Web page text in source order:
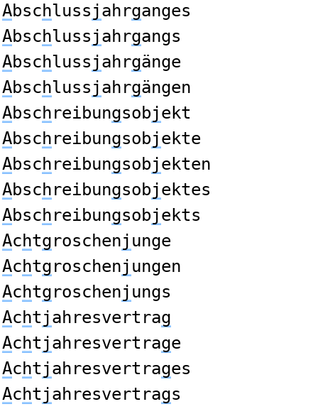
Abschlussjahrganges
Abschlussjahrgangs
Abschlussjahrgänge
Abschlussjahrgängen
Abschreibungsobjekt
Abschreibungsobjekte
Abschreibungsobjekten
Abschreibungsobjektes
Abschreibungsobjekts
Achtgroschenj unge
Achtgroschenj ungen
Achtgroschenj ungs
Achtjahresvertrag
Achtjahresvertrage
Achtjahresvertrages
Achtjahresvertrags